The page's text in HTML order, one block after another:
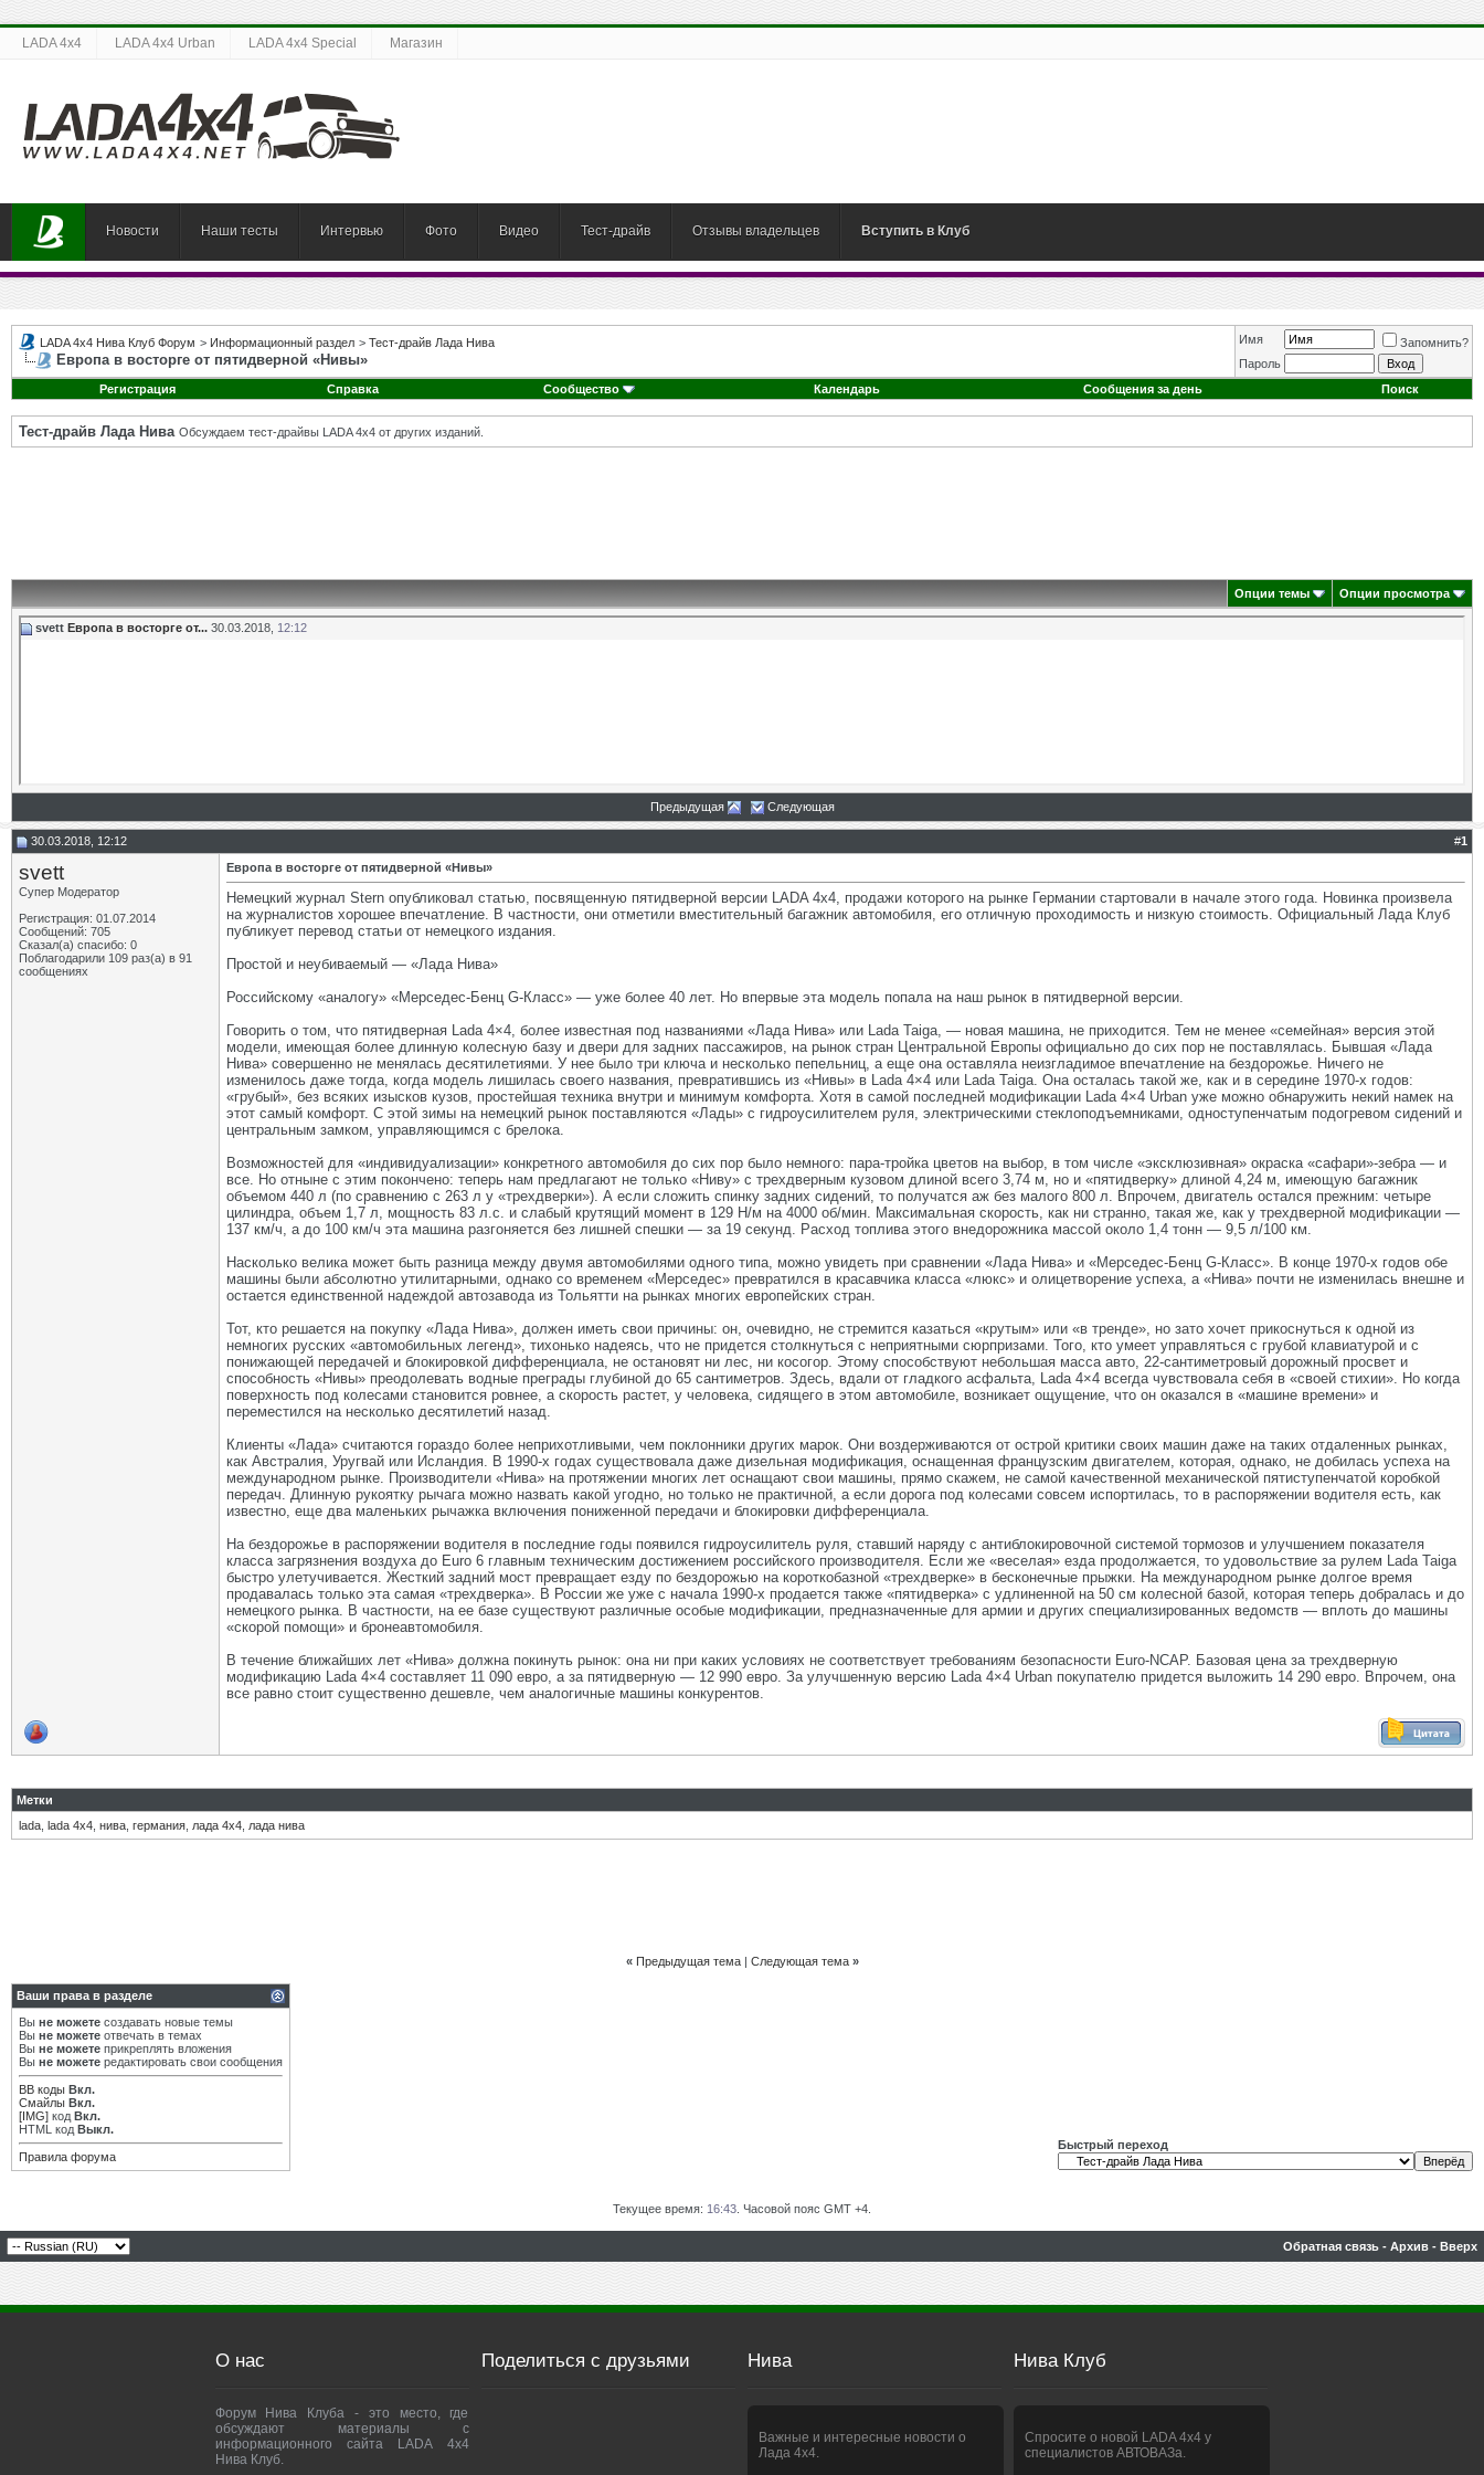
LADA 4x4 LADA 4x4 Urban LADA 4x4 Special Магазин
Новости Наши тесты Интервью Фото Видео Тест-драйв Отзывы владельцев Вступить в Клуб
LADA 4x4 Нива Клуб Форум > Информационный раздел > Тест-драйв Лада Нива
Европа в восторге от пятидверной «Нивы»
Имя
Запомнить?
Пароль
Регистрация
Справка Сообщество Календарь Сообщения за день Поиск
Тест-драйв Лада Нива Обсуждаем тест-драйвы LADA 4x4 от других изданий.
Опции темы Опции просмотра
svett Европа в восторге от... 30.03.2018, 12:12
Предыдущая Следующая
30.03.2018, 12:12 #1
svett
Супер Модератор
Регистрация: 01.07.2014
Сообщений: 705
Сказал(а) спасибо: 0
Поблагодарили 109 раз(а) в 91
сообщениях
Европа в восторге от пятидверной «Нивы»
Немецкий журнал Stern опубликовал статью, посвященную пятидверной версии LADA 4х4, продажи которого на рынке Германии стартовали в начале этого года. Новинка произвела
на журналистов хорошее впечатление. В частности, они отметили вместительный багажник автомобиля, его отличную проходимость и низкую стоимость. Официальный Лада Клуб
публикует перевод статьи от немецкого издания.
Простой и неубиваемый — «Лада Нива»
Российскому «аналогу» «Мерседес-Бенц G-Класс» — уже более 40 лет. Но впервые эта модель попала на наш рынок в пятидверной версии.
Говорить о том, что пятидверная Lada 4×4, более известная под названиями «Лада Нива» или Lada Taiga, — новая машина, не приходится. Тем не менее «семейная» версия этой
модели, имеющая более длинную колесную базу и двери для задних пассажиров, на рынок стран Центральной Европы официально до сих пор не поставлялась. Бывшая «Лада
Нива» совершенно не менялась десятилетиями. У нее было три ключа и несколько пепельниц, а еще она оставляла неизгладимое впечатление на бездорожье. Ничего не
изменилось даже тогда, когда модель лишилась своего названия, превратившись из «Нивы» в Lada 4×4 или Lada Taiga. Она осталась такой же, как и в середине 1970-х годов:
«грубый», без всяких изысков кузов, простейшая техника внутри и минимум комфорта. Хотя в самой последней модификации Lada 4×4 Urban уже можно обнаружить некий намек на
этот самый комфорт. С этой зимы на немецкий рынок поставляются «Лады» с гидроусилителем руля, электрическими стеклоподъемниками, одноступенчатым подогревом сидений и
центральным замком, управляющимся с брелока.
Возможностей для «индивидуализации» конкретного автомобиля до сих пор было немного: пара-тройка цветов на выбор, в том числе «эксклюзивная» окраска «сафари»-зебра — и
все. Но отныне с этим покончено: теперь нам предлагают не только «Ниву» с трехдверным кузовом длиной всего 3,74 м, но и «пятидверку» длиной 4,24 м, имеющую багажник
объемом 440 л (по сравнению с 263 л у «трехдверки»). А если сложить спинку задних сидений, то получатся аж без малого 800 л. Впрочем, двигатель остался прежним: четыре
цилиндра, объем 1,7 л, мощность 83 л.с. и слабый крутящий момент в 129 Н/м на 4000 об/мин. Максимальная скорость, как ни странно, такая же, как у трехдверной модификации —
137 км/ч, а до 100 км/ч эта машина разгоняется без лишней спешки — за 19 секунд. Расход топлива этого внедорожника массой около 1,4 тонн — 9,5 л/100 км.
Насколько велика может быть разница между двумя автомобилями одного типа, можно увидеть при сравнении «Лада Нива» и «Мерседес-Бенц G-Класс». В конце 1970-х годов обе
машины были абсолютно утилитарными, однако со временем «Мерседес» превратился в красавчика класса «люкс» и олицетворение успеха, а «Нива» почти не изменилась внешне и
остается единственной надеждой автозавода из Тольятти на рынках многих европейских стран.
Тот, кто решается на покупку «Лада Нива», должен иметь свои причины: он, очевидно, не стремится казаться «крутым» или «в тренде», но зато хочет прикоснуться к одной из
немногих русских «автомобильных легенд», тихонько надеясь, что не придется столкнуться с неприятными сюрпризами. Того, кто умеет управляться с грубой клавиатурой и с
понижающей передачей и блокировкой дифференциала, не остановят ни лес, ни косогор. Этому способствуют небольшая масса авто, 22-сантиметровый дорожный просвет и
способность «Нивы» преодолевать водные преграды глубиной до 65 сантиметров. Здесь, вдали от гладкого асфальта, Lada 4×4 всегда чувствовала себя в «своей стихии». Но когда
поверхность под колесами становится ровнее, а скорость растет, у человека, сидящего в этом автомобиле, возникает ощущение, что он оказался в «машине времени» и
переместился на несколько десятилетий назад.
Клиенты «Лада» считаются гораздо более неприхотливыми, чем поклонники других марок. Они воздерживаются от острой критики своих машин даже на таких отдаленных рынках,
как Австралия, Уругвай или Исландия. В 1990-х годах существовала даже дизельная модификация, оснащенная французским двигателем, которая, однако, не добилась успеха на
международном рынке. Производители «Нива» на протяжении многих лет оснащают свои машины, прямо скажем, не самой качественной механической пятиступенчатой коробкой
передач. Длинную рукоятку рычага можно назвать какой угодно, но только не практичной, а если дорога под колесами совсем испортилась, то в распоряжении водителя есть, как
известно, еще два маленьких рычажка включения пониженной передачи и блокировки дифференциала.
На бездорожье в распоряжении водителя в последние годы появился гидроусилитель руля, ставший наряду с антиблокировочной системой тормозов и улучшением показателя
класса загрязнения воздуха до Euro 6 главным техническим достижением российского производителя. Если же «веселая» езда продолжается, то удовольствие за рулем Lada Taiga
быстро улетучивается. Жесткий задний мост превращает езду по бездорожью на короткобазной «трехдверке» в бесконечные прыжки. На международном рынке долгое время
продавалась только эта самая «трехдверка». В России же уже с начала 1990-х продается также «пятидверка» с удлиненной на 50 см колесной базой, которая теперь добралась и до
немецкого рынка. В частности, на ее базе существуют различные особые модификации, предназначенные для армии и других специализированных ведомств — вплоть до машины
«скорой помощи» и бронеавтомобиля.
В течение ближайших лет «Нива» должна покинуть рынок: она ни при каких условиях не соответствует требованиям безопасности Euro-NCAP. Базовая цена за трехдверную
модификацию Lada 4×4 составляет 11 090 евро, а за пятидверную — 12 990 евро. За улучшенную версию Lada 4×4 Urban покупателю придется выложить 14 290 евро. Впрочем, она
все равно стоит существенно дешевле, чем аналогичные машины конкурентов.
Метки
lada lada 4х4 нива германия лада 4х4 лада нива
« Предыдущая тема| Следующая тема »
Ваши права в разделе
Вы не можете создавать новые темы
Вы не можете отвечать в темах
Вы не можете прикреплять вложения
Вы не можете редактировать свои сообщения
BB коды Вкл.
Смайлы Вкл.
[IMG] код Вкл.
HTML код Выкл.
Правила форума
Быстрый переход
Текущее время: 16:43 . Часовой пояс GMT +4.
Обратная связь - Архив - Вверх
О нас
Форум Нива Клуба - это место, где
обсуждают материалы с
информационного сайта LADA 4x4
Нива Клуб.
Поделиться с друзьями Нива
Важные и интересные новости о
Лада 4х4.
Нива Клуб
Спросите о новой LADA 4x4 у
специалистов АВТОВАЗа.